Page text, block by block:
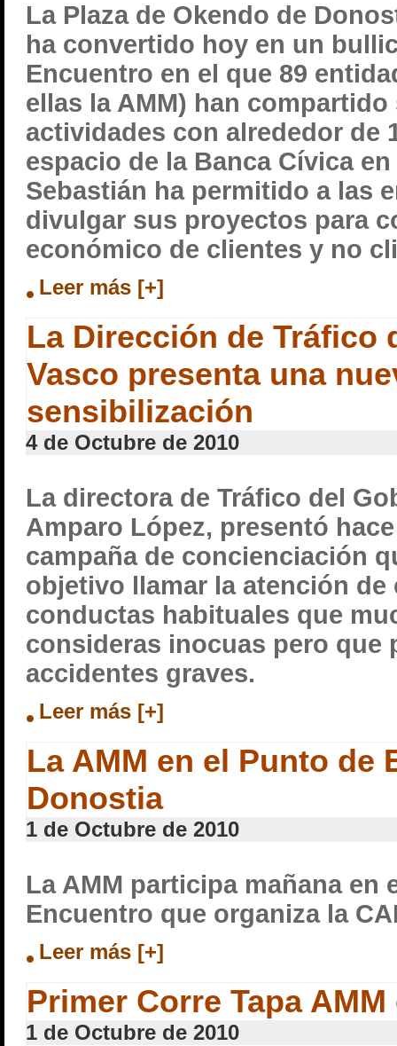
La Plaza de Okendo de
ha convertido hoy en un
Encuentro en el que 89
ellas la AMM) han
actividades con alrededor de
espacio de la Banca Cívica
Sebastián ha permitido a las
divulgar sus proyectos para
económico de clientes y no
Leer más [+]
La Dirección de Tráfico
Vasco presenta una
sensibilización
4 de Octubre de 2010
La directora de Tráfico del
Amparo López, presentó
campaña de concienciación
objetivo llamar la atención
conductas habituales que
consideras inocuas pero que
accidentes graves.
Leer más [+]
La AMM en el Punto de
Donostia
1 de Octubre de 2010
La AMM participa mañana en
Encuentro que organiza la
Leer más [+]
Primer Corre Tapa
1 de Octubre de 2010